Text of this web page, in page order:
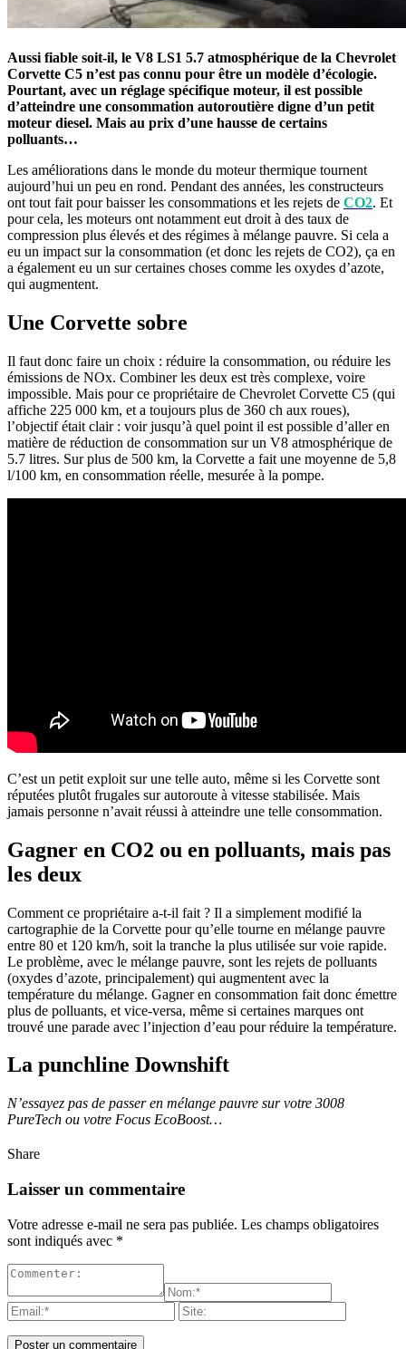
Aussi fiable soit-il, le V8 LS1 5.7 atmosphérique de la Chevrolet
Corvette C5 n’est pas connu pour être un modèle d’écologie.
Pourtant, avec un réglage spécifique moteur, il est possible
d’atteindre une consommation autoroutière digne d’un petit
moteur diesel. Mais au prix d’une hausse de certains
polluants…
Les améliorations dans le monde du moteur thermique tournent
aujourd’hui un peu en rond. Pendant des années, les constructeurs
ont tout fait pour baisser les consommations et les rejets de CO2. Et
pour cela, les moteurs ont notamment eut droit à des taux de
compression plus élevés et des régimes à mélange pauvre. Si cela a
eu un impact sur la consommation (et donc les rejets de CO2), ça en
a également eu un sur certaines choses comme les oxydes d’azote,
qui augmentent.
Une Corvette sobre
Il faut donc faire un choix : réduire la consommation, ou réduire les
émissions de NOx. Combiner les deux est très complexe, voire
impossible. Mais pour ce propriétaire de Chevrolet Corvette C5 (qui
affiche 225 000 km, et a toujours plus de 360 ch aux roues),
l’objectif était clair : voir jusqu’à quel point il est possible d’aller en
matière de réduction de consommation sur un V8 atmosphérique de
5.7 litres. Sur plus de 500 km, la Corvette a fait une moyenne de 5,8
l/100 km, en consommation réelle, mesurée à la pompe.
C’est un petit exploit sur une telle auto, même si les Corvette sont
réputées plutôt frugales sur autoroute à vitesse stabilisée. Mais
jamais personne n’avait réussi à atteindre une telle consommation.
Gagner en CO2 ou en polluants, mais pas
les deux
Comment ce propriétaire a-t-il fait ? Il a simplement modifié la
cartographie de la Corvette pour qu’elle tourne en mélange pauvre
entre 80 et 120 km/h, soit la tranche la plus utilisée sur voie rapide.
Le problème, avec le mélange pauvre, sont les rejets de polluants
(oxydes d’azote, principalement) qui augmentent avec la
température du mélange. Gagner en consommation fait donc émettre
plus de polluants, et vice-versa, même si certaines marques ont
trouvé une parade avec l’injection d’eau pour réduire la température.
La punchline Downshift
N’essayez pas de passer en mélange pauvre sur votre 3008
PureTech ou votre Focus EcoBoost…
Share
Laisser un commentaire
Votre adresse e-mail ne sera pas publiée. Les champs obligatoires
sont indiqués avec *